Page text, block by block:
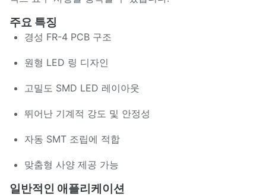
주요 특징
경성 FR-4 PCB 구조
원형 LED 링 디자인
고밀도 SMD LED 레이아웃
뛰어난 기계적 강도 및 안정성
자동 SMT 조립에 적합
맞춤형 사양 제공 가능
일반적인 애플리케이션